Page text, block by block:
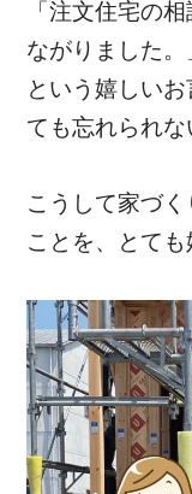
「注文住宅の
ながりました。
という嬉しい
ても忘れられ
こうして家づ
ことを、とても